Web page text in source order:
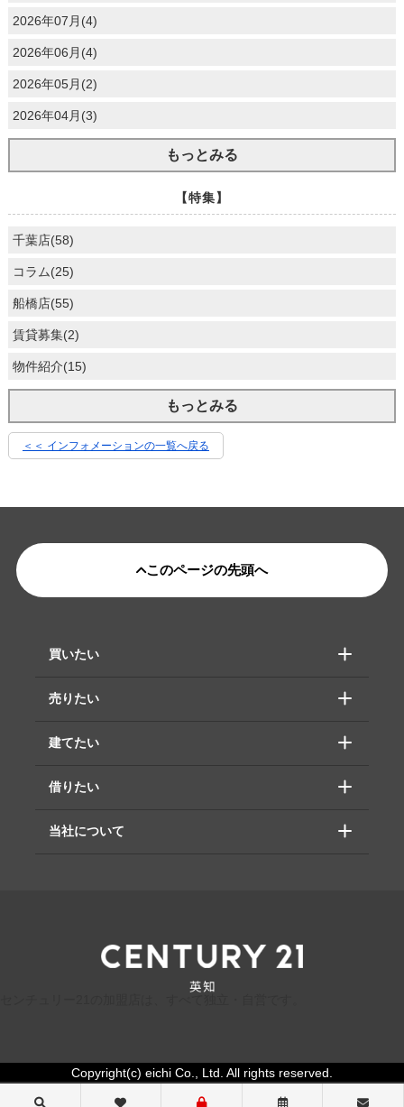
2026年07月(4)
2026年06月(4)
2026年05月(2)
2026年04月(3)
もっとみる
【特集】
千葉店(58)
コラム(25)
船橋店(55)
賃貸募集(2)
物件紹介(15)
もっとみる
＜＜ インフォメーションの一覧へ戻る
このページの先頭へ
買いたい
売りたい
建てたい
借りたい
当社について
Copyright(c) eichi Co., Ltd. All rights reserved.